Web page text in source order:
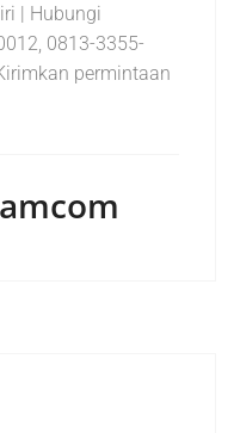
| Hubungi
0813-3355-
permintaan